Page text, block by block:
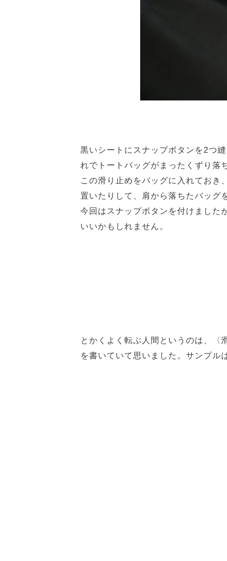
黒いシートにスナップボタンを2つ
れでトートバッグがまったくずり落
この滑り止めをバッグに入れておき
置いたりして、肩から落ちたバッグ
今回はスナップボタンを付けました
いいかもしれません。
とかくよく転ぶ人間というのは、〈
を書いていて思いました。サンプル